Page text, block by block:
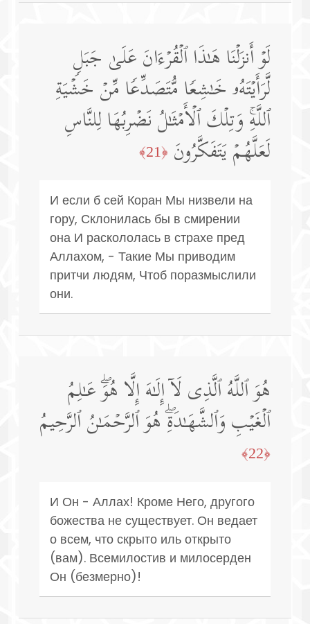
لَوۡ أَنزَلۡنَا هَـٰذَا ٱلۡقُرۡءَانَ عَلَىٰ جَبَلࣲ
لَّرَأَیۡتَهُۥ خَـٰشِعࣰا مُّتَصَدِّعࣰا مِّنۡ خَشۡیَةِ
ٱللَّهِۚ وَتِلۡكَ ٱلۡأَمۡثَـٰلُ نَضۡرِبُهَا لِلنَّاسِ
لَعَلَّهُمۡ یَتَفَكَّرُونَ ﴿21﴾
И если б сей Коран Мы низвели на
гору, Склонилась бы в смирении
она И раскололась в страхе пред
Аллахом, - Такие Мы приводим
притчи людям, Чтоб поразмыслили
они.
هُوَ ٱللَّهُ ٱلَّذِی لَاۤ إِلَـٰهَ إِلَّا هُوَۖ عَـٰلِمُ
ٱلۡغَیۡبِ وَٱلشَّهَـٰدَةِۖ هُوَ ٱلرَّحۡمَـٰنُ ٱلرَّحِیمُ
﴿22﴾
И Он - Аллах! Кроме Него, другого
божества не существует. Он ведает
о всем, что скрыто иль открыто
(вам). Всемилостив и милосерден
Он (безмерно)!